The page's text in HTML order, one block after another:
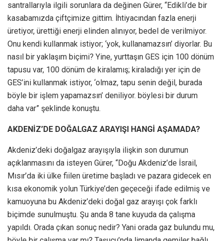
santrallarıyla ilgili sorunlara da değinen Gürer, “Edikli’de bir
kasabamızda çiftçimize gittim. İhtiyacından fazla enerji
üretiyor, ürettiği enerji elinden alınıyor, bedel de verilmiyor.
Onu kendi kullanmak istiyor; ‘yok, kullanamazsın’ diyorlar. Bu
nasıl bir yaklaşım biçimi? Yine, yurttaşın GES için 100 dönüm
tapusu var, 100 dönüm de kiralamış; kiraladığı yer için de
GES’ini kullanmak istiyor, ‘olmaz, tapu senin değil, burada
böyle bir işlem yapamazsın’ deniliyor. böylesi bir durum
daha var” şeklinde konuştu.
AKDENİZ’DE DOĞALGAZ ARAYIŞI HANGİ AŞAMADA?
Akdeniz’deki doğalgaz arayışıyla ilişkin son durumun
açıklanmasını da isteyen Gürer, “Doğu Akdeniz’de İsrail,
Mısır’da iki ülke fiilen üretime başladı ve pazara gidecek en
kısa ekonomik yolun Türkiye’den geçeceği ifade edilmiş ve
kamuoyuna bu Akdeniz’deki doğal gaz arayışı çok farklı
biçimde sunulmuştu. Şu anda 8 tane kuyuda da çalışma
yapıldı. Orada çıkan sonuç nedir? Yani orada gaz bulundu mu,